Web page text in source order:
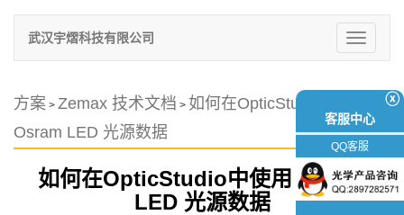
切
换
武汉宇熠科技有限公司
方案 > Zemax 技术文档 > 如何在OpticStudio中使用
Osram LED 光源数据
如何在OpticStudio中使用 Osram
LED 光源数据
ⓧ
客服中心
QQ客服